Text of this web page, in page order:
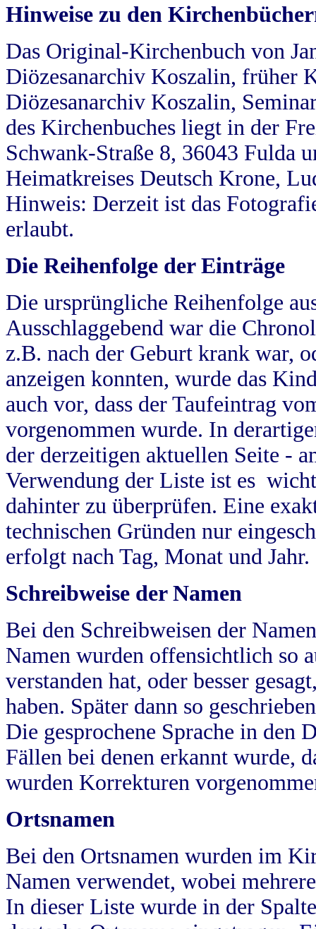
Hinweise zu den
Das Original-Kirchenbuch von
Diözesanarchiv Koszalin, früher
Diözesanarchiv Koszalin,
des Kirchenbuches liegt in der
Schwank-Straße 8, 36043 Fulda
Heimatkreises Deutsch Krone,
Hinweis: Derzeit ist das
erlaubt.
Die Reihenfolge der Einträge
Die ursprüngliche Reihenfolge
Ausschlaggebend war die
z.B. nach der Geburt krank war,
anzeigen konnten, wurde das
auch vor, dass der Taufeintrag
vorgenommen wurde. In
der derzeitigen aktuellen Seite -
Verwendung der Liste ist es
dahinter zu überprüfen. Eine
technischen Gründen nur
erfolgt nach Tag, Monat und Jahr.
Schreibweise der Namen
Bei den Schreibweisen der
Namen wurden offensichtlich so
verstanden hat, oder besser
haben. Später dann so
Die gesprochene Sprache in
Fällen bei denen erkannt wurde,
wurden Korrekturen
Ortsnamen
Bei den Ortsnamen wurden im
Namen verwendet, wobei
In dieser Liste wurde in der